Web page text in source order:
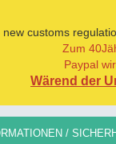
Alle
new customs
Zum
Paypal
Wärend der
/